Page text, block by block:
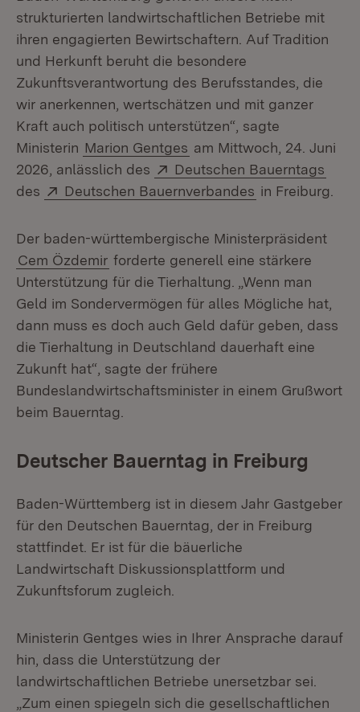
strukturierten landwirtschaftlichen Betriebe mit
ihren engagierten Bewirtschaftern. Auf Tradition
und Herkunft beruht die besondere
Zukunftsverantwortung des Berufsstandes, die
wir anerkennen, wertschätzen und mit ganzer
Kraft auch politisch unterstützen“, sagte
Ministerin Marion Gentges am Mittwoch, 24. Juni
2026, anlässlich des
Extern:
Deutschen Bauerntags
des
Extern:
Deutschen Bauernverbandes (Öffnet in
in Freiburg.
Der baden-württembergische Ministerpräsident
Cem Özdemir forderte generell eine stärkere
Unterstützung für die Tierhaltung. „Wenn man
Geld im Sondervermögen für alles Mögliche hat,
dann muss es doch auch Geld dafür geben, dass
die Tierhaltung in Deutschland dauerhaft eine
Zukunft hat“, sagte der frühere
Bundeslandwirtschaftsminister in einem Grußwort
beim Bauerntag.
Deutscher Bauerntag in Freiburg
Baden-Württemberg ist in diesem Jahr Gastgeber
für den Deutschen Bauerntag, der in Freiburg
stattfindet. Er ist für die bäuerliche
Landwirtschaft Diskussionsplattform und
Zukunftsforum zugleich.
Ministerin Gentges wies in Ihrer Ansprache darauf
hin, dass die Unterstützung der
landwirtschaftlichen Betriebe unersetzbar sei.
„Zum einen spiegeln sich die gesellschaftlichen